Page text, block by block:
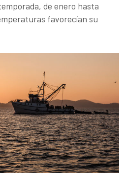
de enero hasta
favorecían su